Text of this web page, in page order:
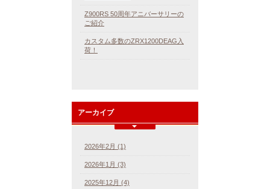
Z900RS 50周年アニバーサリーの
ご紹介
カスタム多数のZRX1200DEAG入
荷！
アーカイブ
2026年2月 (1)
2026年1月 (3)
2025年12月 (4)